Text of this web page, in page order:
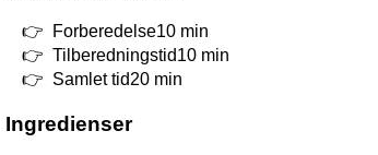
Forberedelse10 min
Tilberedningstid10 min
Samlet tid20 min
Ingredienser